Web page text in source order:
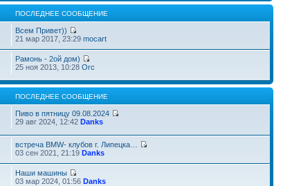
ПОСЛЕДНЕЕ СООБЩЕНИЕ
Всем Привет))
21 мар 2017, 23:29 mocart
Рамонь - 2ой дом)
25 ноя 2013, 10:28 Orc
ПОСЛЕДНЕЕ СООБЩЕНИЕ
Пиво в пятницу 09.08.2024
29 авг 2024, 12:42 Danks
встреча BMW- клубов г. Липецка…
03 сен 2021, 21:19 Danks
Наши машины
03 мар 2024, 01:56 Danks